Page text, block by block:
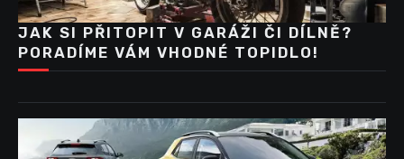
JAK SI PŘITOPIT V GARÁŽI ČI DÍLNĚ?
PORADÍME VÁM VHODNÉ TOPIDLO!